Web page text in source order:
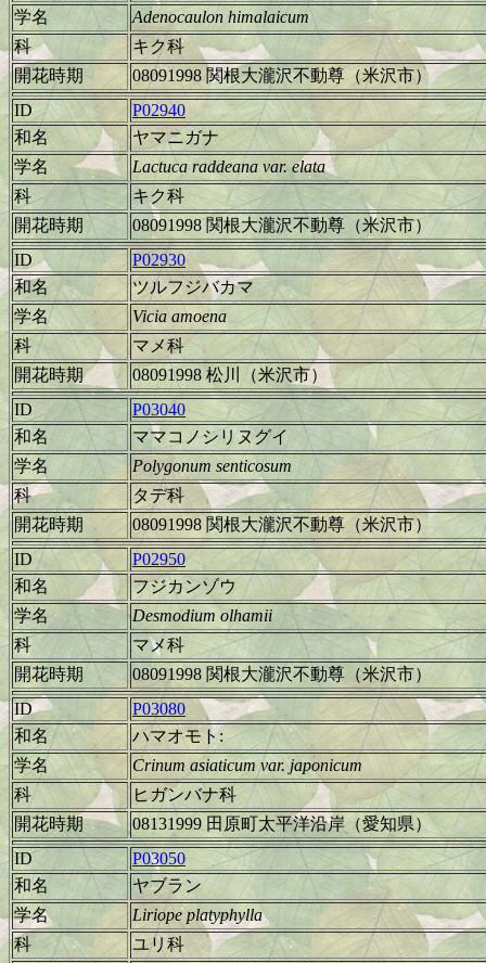
学名
Adenocaulon himalaicum
科
キク科
開花時期
08091998 関根大瀧沢不動尊（米沢市）
ID
P02940
和名
ヤマニガナ
学名
Lactuca raddeana var. elata
科
キク科
開花時期
08091998 関根大瀧沢不動尊（米沢市）
ID
P02930
和名
ツルフジバカマ
学名
Vicia amoena
科
マメ科
開花時期
08091998 松川（米沢市）
ID
P03040
和名
ママコノシリヌグイ
学名
Polygonum senticosum
科
タデ科
開花時期
08091998 関根大瀧沢不動尊（米沢市）
ID
P02950
和名
フジカンゾウ
学名
Desmodium olhamii
科
マメ科
開花時期
08091998 関根大瀧沢不動尊（米沢市）
ID
P03080
和名
ハマオモト:
学名
Crinum asiaticum var. japonicum
科
ヒガンバナ科
開花時期
08131999 田原町太平洋沿岸（愛知県）
ID
P03050
和名
ヤブラン
学名
Liriope platyphylla
科
ユリ科